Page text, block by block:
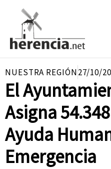
contenido
NUESTRA REGIÓN27/10/
El
Asigna
Ayuda
Emergencia